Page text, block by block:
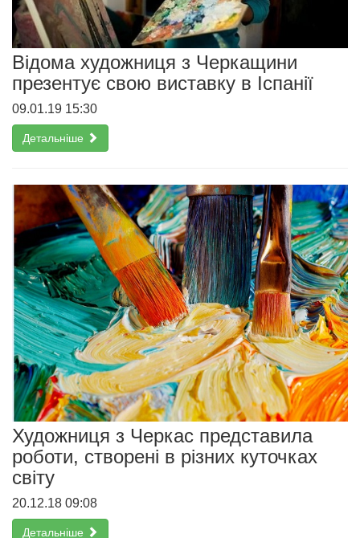
Відома художниця з Черкащини
презентує свою виставку в Іспанії
09.01.19 15:30
Детальніше
Художниця з Черкас представила
роботи, створені в різних куточках
світу
20.12.18 09:08
Детальніше